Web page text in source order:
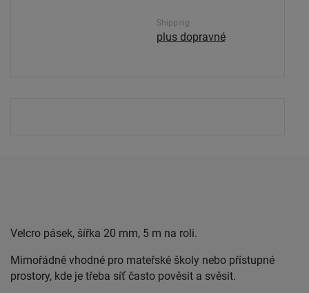
Shipping
plus dopravné
Velcro pásek, šířka 20 mm, 5 m na roli.
Mimořádně vhodné pro mateřské školy nebo přístupné
prostory, kde je třeba síť často pověsit a svěsit.